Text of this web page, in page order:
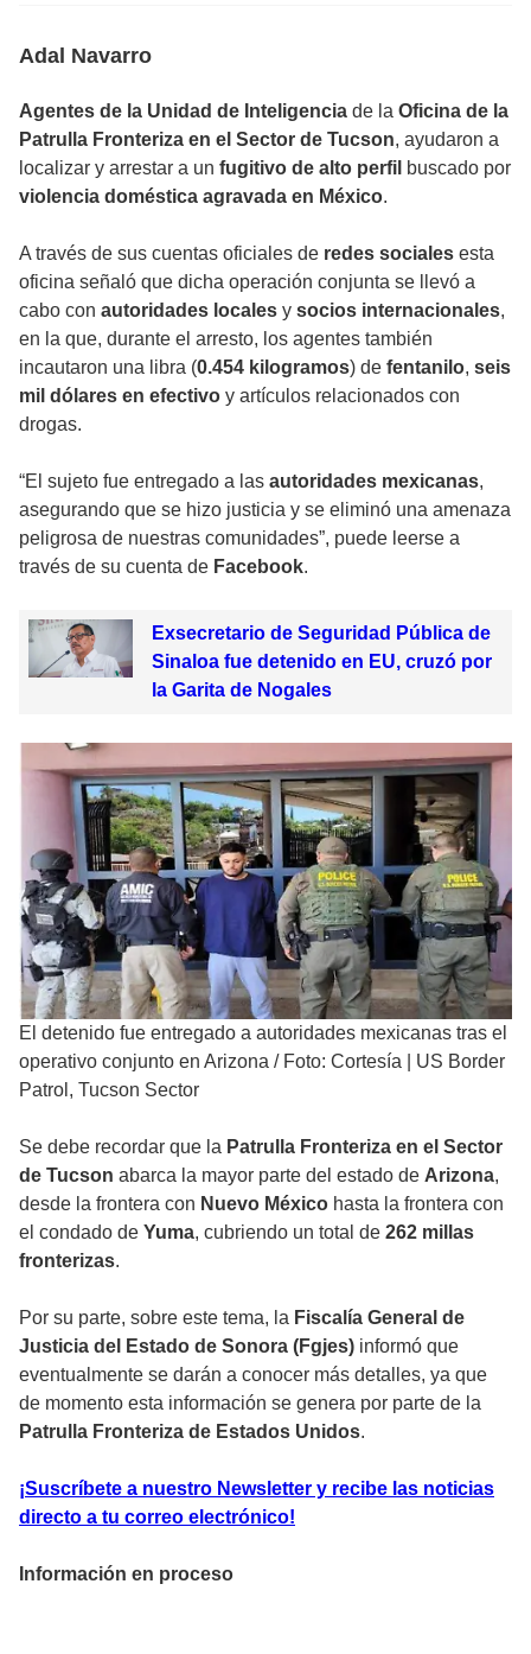
Adal Navarro
Agentes de la Unidad de Inteligencia de la Oficina de la
Patrulla Fronteriza en el Sector de Tucson, ayudaron a
localizar y arrestar a un fugitivo de alto perfil buscado por
violencia doméstica agravada en México.
A través de sus cuentas oficiales de redes sociales esta
oficina señaló que dicha operación conjunta se llevó a
cabo con autoridades locales y socios internacionales,
en la que, durante el arresto, los agentes también
incautaron una libra (0.454 kilogramos) de fentanilo, seis
mil dólares en efectivo y artículos relacionados con
drogas.
“El sujeto fue entregado a las autoridades mexicanas,
asegurando que se hizo justicia y se eliminó una amenaza
peligrosa de nuestras comunidades”, puede leerse a
través de su cuenta de Facebook.
Exsecretario de Seguridad Pública de
Sinaloa fue detenido en EU, cruzó por
la Garita de Nogales
El detenido fue entregado a autoridades mexicanas tras el
operativo conjunto en Arizona / Foto: Cortesía | US Border
Patrol, Tucson Sector
Se debe recordar que la Patrulla Fronteriza en el Sector
de Tucson abarca la mayor parte del estado de Arizona,
desde la frontera con Nuevo México hasta la frontera con
el condado de Yuma, cubriendo un total de 262 millas
fronterizas.
Por su parte, sobre este tema, la Fiscalía General de
Justicia del Estado de Sonora (Fgjes) informó que
eventualmente se darán a conocer más detalles, ya que
de momento esta información se genera por parte de la
Patrulla Fronteriza de Estados Unidos.
¡Suscríbete a nuestro Newsletter y recibe las noticias
directo a tu correo electrónico!
Información en proceso